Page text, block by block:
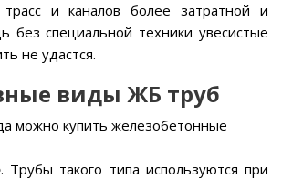
трасс и каналов более затратной и
без специальной техники увесистые
не удастся.
виды ЖБ труб
можно купить железобетонные
. Трубы такого типа используются при